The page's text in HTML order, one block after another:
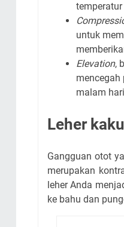
untuk
Elevation,
malam
Leher kaku
Gangguan otot
merupakan
leher Anda
ke bahu dan